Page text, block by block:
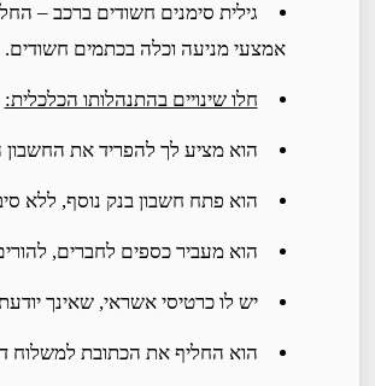
גילית סימנים חשודים ברכב –
אמצעי מניעה וכלה בכתמים חשודים.
חלו שינויים בהתנהלותו הכלכלית:
הוא מציע לך להפריד את החשבון
הוא פתח חשבון בנק נוסף, ללא
הוא מעביר כספים לחברים, להורים
יש לו כרטיסי אשראי, שאינך
הוא החליף את הכתובת למשלוח